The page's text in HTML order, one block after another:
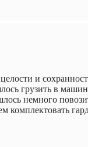
и
грузить в
немного
комплектовать